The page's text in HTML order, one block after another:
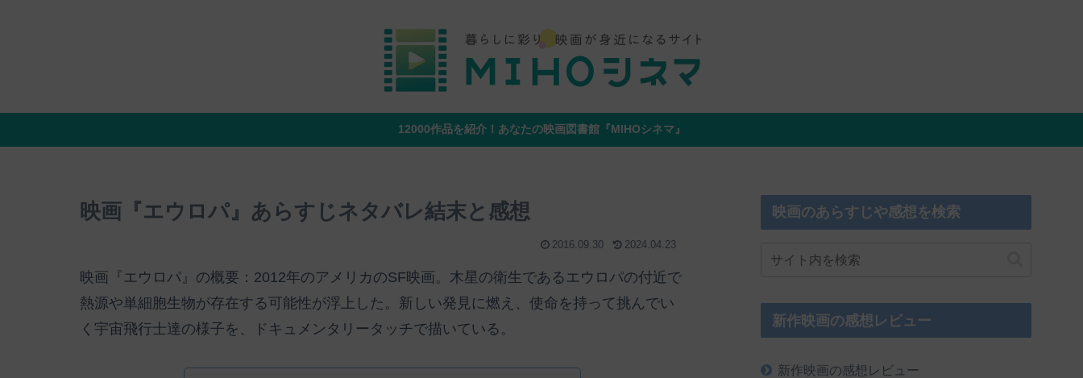
12000作品を紹介！あなたの映画図書館『MIHOシネマ』
映画『エウロパ』あらすじネタバレ結末と感想
2016.09.30 2024.04.23
映画『エウロパ』の概要：2012年のアメリカのSF映画。木星の衛生であるエウロパの付近で
熱源や単細胞生物が存在する可能性が浮上した。新しい発見に燃え、使命を持って挑んでい
く宇宙飛行士達の様子を、ドキュメンタリータッチで描いている。
映画のあらすじや感想を検索
新作映画の感想レビュー
新作映画の感想レビュー